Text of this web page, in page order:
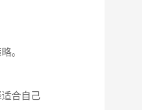
。
合自己